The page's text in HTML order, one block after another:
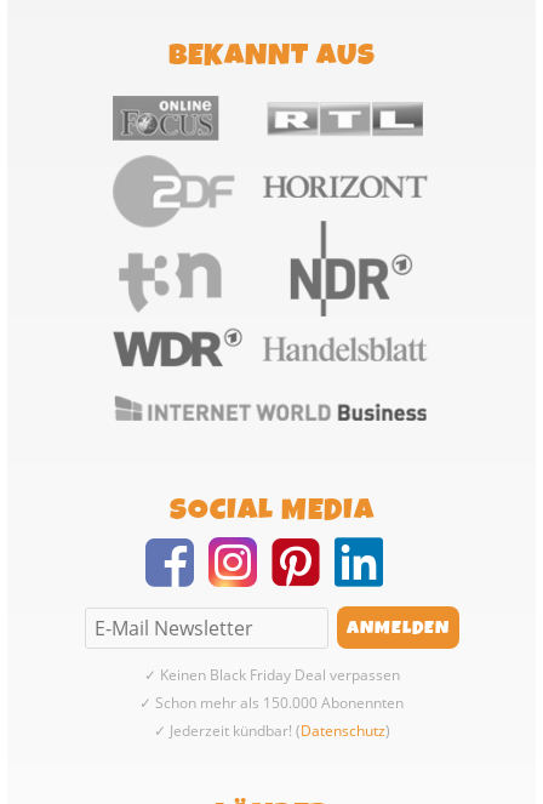
BEKANNT AUS
SOCIAL MEDIA
✓ Keinen Black Friday Deal verpassen
✓ Schon mehr als 150.000 Abonennten
✓ Jederzeit kündbar! (Datenschutz)